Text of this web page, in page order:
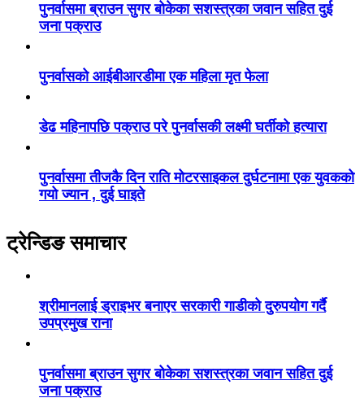
पुनर्वासमा ब्राउन सुगर बोकेका सशस्त्रका जवान सहित दुई
जना पक्राउ
पुनर्वासको आईबीआरडीमा एक महिला मृत फेला
डेढ महिनापछि पक्राउ परे पुनर्वासकी लक्ष्मी घर्तीको हत्यारा
पुनर्वासमा तीजकै दिन राति मोटरसाइकल दुर्घटनामा एक युवकको
गयो ज्यान , दुई घाइते
ट्रेन्डिङ समाचार
श्रीमानलाई ड्राइभर बनाएर सरकारी गाडीको दुरुपयोग गर्दै
उपप्रमुख राना
पुनर्वासमा ब्राउन सुगर बोकेका सशस्त्रका जवान सहित दुई
जना पक्राउ